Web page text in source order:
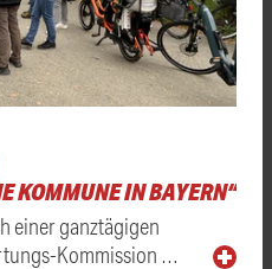
KOMMUNE IN BAYERN“
einer ganztägigen
Kommission …